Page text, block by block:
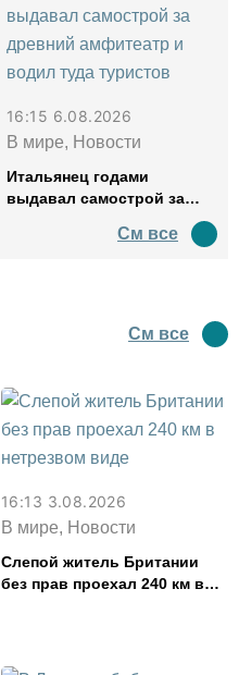
16:15 6.08.2026
В мире, Новости
Итальянец годами
выдавал самострой за
водил туда туристов
См все
См все
16:13 3.08.2026
В мире, Новости
Слепой житель Британии
без прав проехал 240 км в